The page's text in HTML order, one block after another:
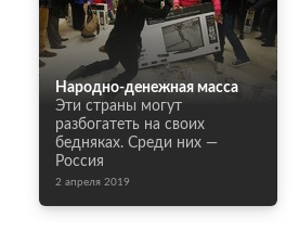
Народно-денежная масса
Эти страны могут
разбогатеть на своих
бедняках. Среди них —
Россия
2 апреля 2019